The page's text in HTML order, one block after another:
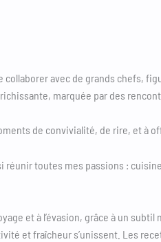
avec de grands chefs,
marquée par des
de convivialité, de rire, et à
toutes mes passions :
et à l’évasion, grâce à un
et fraîcheur s’unissent. Les